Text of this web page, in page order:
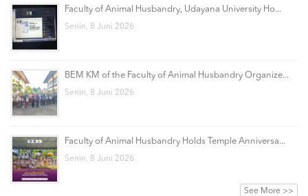
Faculty of Animal Husbandry, Udayana University Ho...
Senin, 8 Juni 2026
BEM KM of the Faculty of Animal Husbandry Organize...
Senin, 8 Juni 2026
Faculty of Animal Husbandry Holds Temple Anniversa...
Senin, 8 Juni 2026
See More >>